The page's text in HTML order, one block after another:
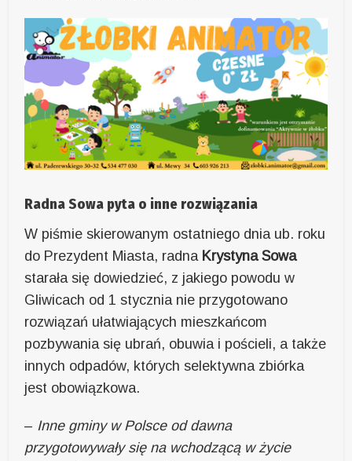
Radna Sowa pyta o inne rozwiązania
W piśmie skierowanym ostatniego dnia ub. roku
do Prezydent Miasta, radna Krystyna Sowa
starała się dowiedzieć, z jakiego powodu w
Gliwicach od 1 stycznia nie przygotowano
rozwiązań ułatwiających mieszkańcom
pozbywania się ubrań, obuwia i pościeli, a także
innych odpadów, których selektywna zbiórka
jest obowiązkowa.
– Inne gminy w Polsce od dawna
przygotowywały się na wchodzącą w życie